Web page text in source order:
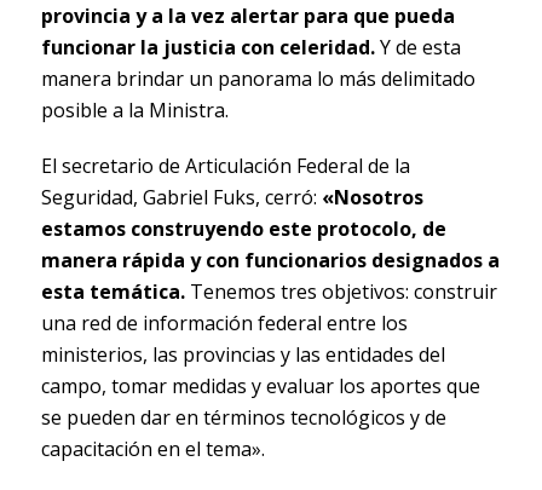
provincia y a la vez alertar para que pueda
funcionar la justicia con celeridad.Y de esta
manera brindar un panorama lo más delimitado
posible a la Ministra.
El secretario de Articulación Federal de la
Seguridad, Gabriel Fuks, cerró: «Nosotros
estamos construyendo este protocolo, de
manera rápida y con funcionarios designados a
esta temática.Tenemos tres objetivos: construir
una red de información federal entre los
ministerios, las provincias y las entidades del
campo, tomar medidas y evaluar los aportes que
se pueden dar en términos tecnológicos y de
capacitación en el tema».